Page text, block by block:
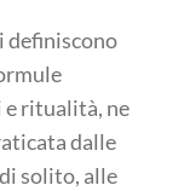
definiscono
ritualità, ne
dalle
solito, alle